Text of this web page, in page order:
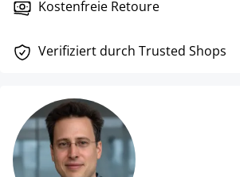
Kostenfreie Retoure
Verifiziert durch Trusted Shops